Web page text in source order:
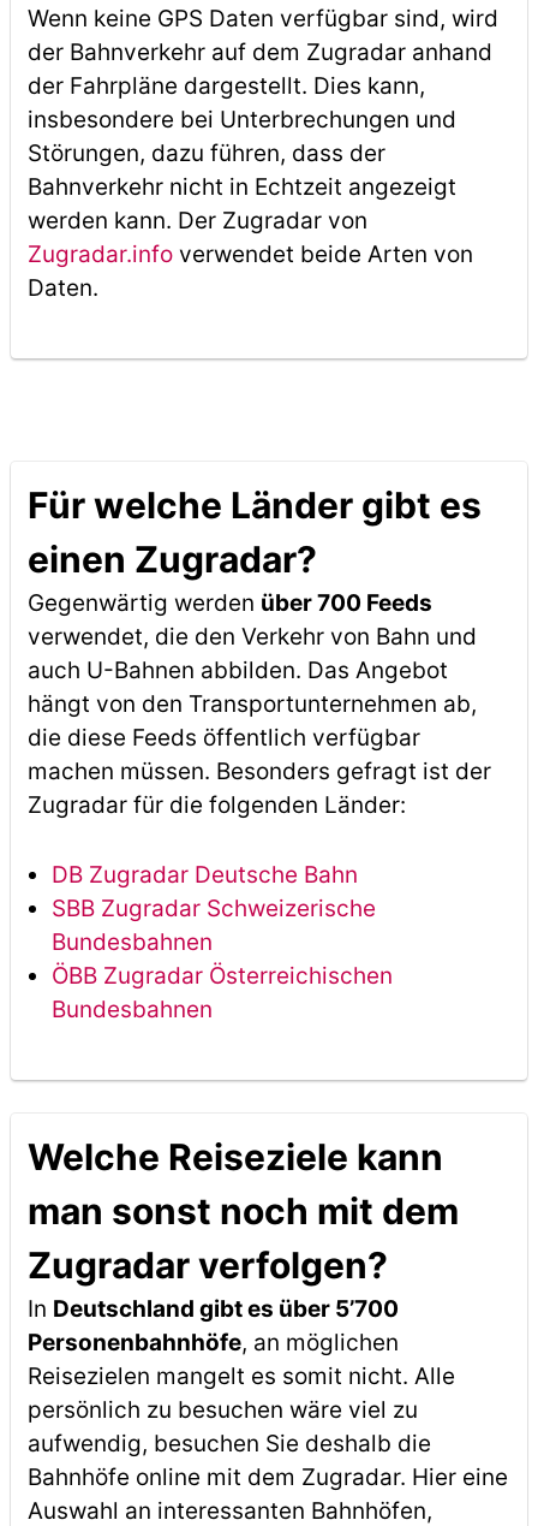
Wenn keine GPS Daten verfügbar sind, wird
der Bahnverkehr auf dem Zugradar anhand
der Fahrpläne dargestellt. Dies kann,
insbesondere bei Unterbrechungen und
Störungen, dazu führen, dass der
Bahnverkehr nicht in Echtzeit angezeigt
werden kann. Der Zugradar von
Zugradar.infoverwendet beide Arten von
Daten.
Für welche Länder gibt es
einen Zugradar?
Gegenwärtig werden über 700 Feeds
verwendet, die den Verkehr von Bahn und
auch U-Bahnen abbilden. Das Angebot
hängt von den Transportunternehmen ab,
die diese Feeds öffentlich verfügbar
machen müssen. Besonders gefragt ist der
Zugradar für die folgenden Länder:
DB Zugradar Deutsche Bahn
SBB Zugradar Schweizerische
Bundesbahnen
ÖBB Zugradar Österreichischen
Bundesbahnen
Welche Reiseziele kann
man sonst noch mit dem
Zugradar verfolgen?
In Deutschland gibt es über 5’700
Personenbahnhöfe, an möglichen
Reisezielen mangelt es somit nicht. Alle
persönlich zu besuchen wäre viel zu
aufwendig, besuchen Sie deshalb die
Bahnhöfe online mit dem Zugradar. Hier eine
Auswahl an interessanten Bahnhöfen,